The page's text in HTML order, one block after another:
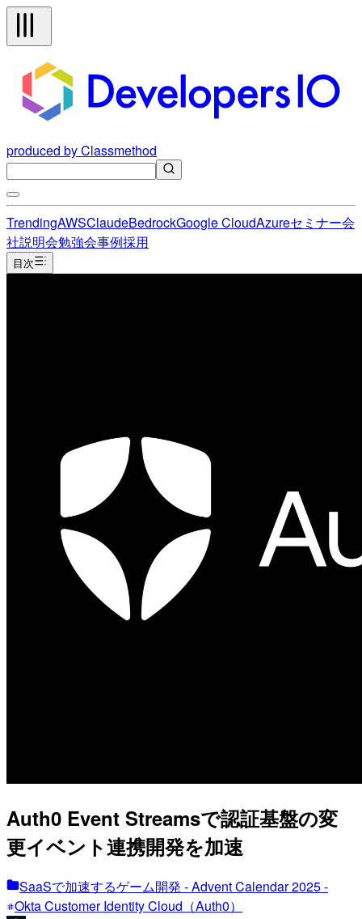
produced by Classmethod
TrendingAWSClaudeBedrockGoogle CloudAzureセミナー会
社説明会勉強会事例採用
目次
Auth0 Event Streamsで認証基盤の変
更イベント連携開発を加速
SaaSで加速するゲーム開発 - Advent Calendar 2025 -
Okta Customer Identity Cloud（Auth0）